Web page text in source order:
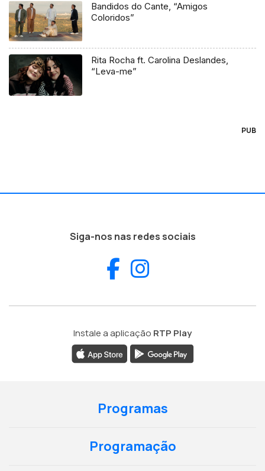
Bandidos do Cante, “Amigos
Coloridos”
Rita Rocha ft. Carolina Deslandes,
“Leva-me”
PUB
Siga-nos nas redes sociais
Facebook
Instale a aplicação RTP Play
Programas
Programação